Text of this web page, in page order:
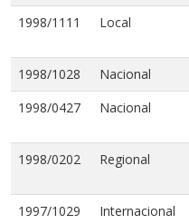
1998/1111 Local
1998/1028 Nacional
1998/0427 Nacional
1998/0202 Regional
1997/1029 Internacional